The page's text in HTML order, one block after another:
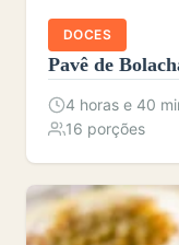
DOCES
Pavê de
4 horas e 40
16 porções